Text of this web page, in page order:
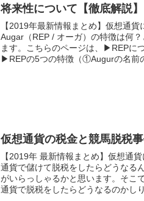
将来性について【徹底解説】
【2019年最新情報まとめ】仮想通貨
Augar（REP / オーガ）の特徴は何
ます。こちらのページは、▶REPに
▶REPの5つの特徴（①Augurの名前
▶REPのチャート・将来性 ▶REPの
仮想通貨の税金と競馬脱税
【2019年 最新情報まとめ】仮想通
通貨で儲けて脱税をしたらどうなる
がいらっしゃるかと思います。そこ
通貨で脱税をしたらどうなるのかし